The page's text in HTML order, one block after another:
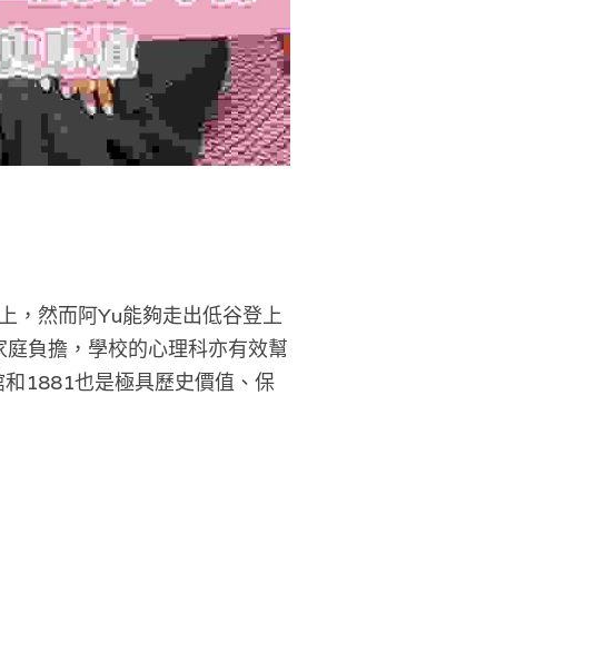
，然而阿Yu能夠走出低谷登上
負擔，學校的心理科亦有效幫
1881也是極具歷史價值、保